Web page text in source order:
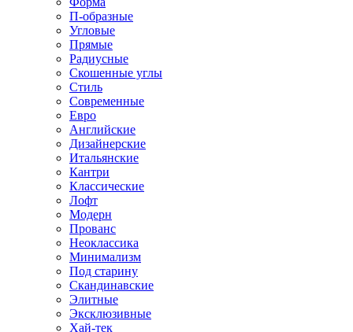
П-образные
Угловые
Прямые
Радиусные
Скошенные углы
Стиль
Современные
Евро
Английские
Дизайнерские
Итальянские
Кантри
Классические
Лофт
Модерн
Прованс
Неоклассика
Минимализм
Под старину
Скандинавские
Элитные
Эксклюзивные
Хай-тек